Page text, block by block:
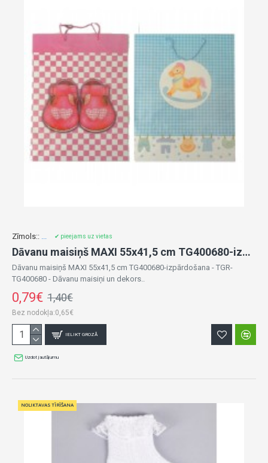
Zīmols:: ... ✔ pieejams uz vietas
Dāvanu maisiņš MAXI 55x41,5 cm TG400680-izpārdošana
Dāvanu maisiņš MAXI 55x41,5 cm TG400680-izpārdošana - TGR-
TG400680 - Dāvanu maisiņi un dekors..
0,79€ 1,40€
Bez nodokļa:0,65€
IELIKT GROZĀ
Uzdot jautājumu
NOLIKTAVAS TĪRĪŠANA